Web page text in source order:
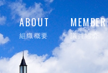
ABOUT
組織概要
MEMBER
議員紹介